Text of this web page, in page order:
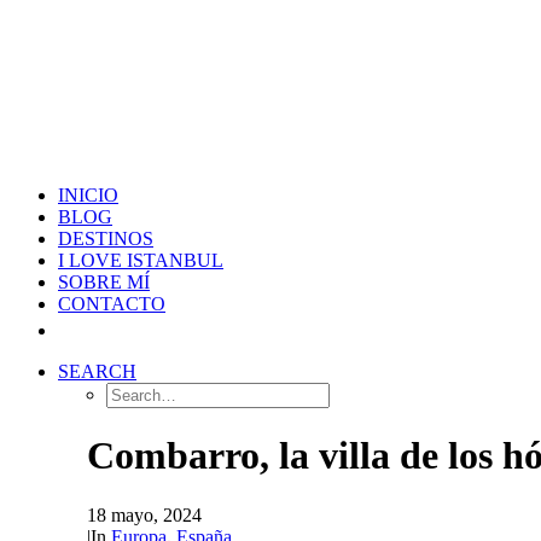
INICIO
BLOG
DESTINOS
I LOVE ISTANBUL
SOBRE MÍ
CONTACTO
SEARCH
Combarro, la villa de los
18 mayo, 2024
|In Europa, España